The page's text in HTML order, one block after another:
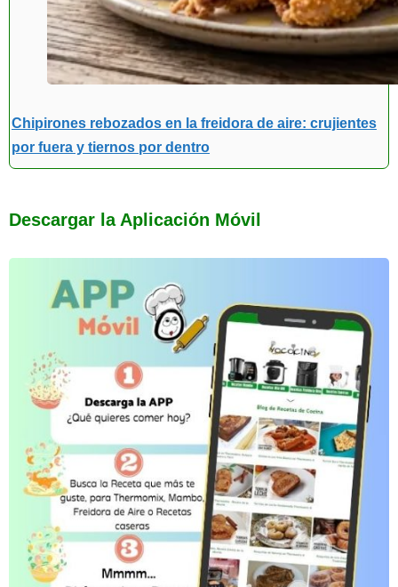
Chipirones rebozados en la freidora de aire: crujientes
por fuera y tiernos por dentro
Descargar la Aplicación Móvil